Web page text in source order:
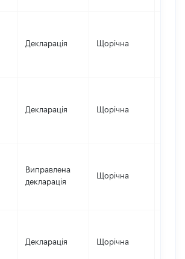
Декларація Щорічна
Декларація Щорічна
Виправлена
декларація
Щорічна
Декларація Щорічна